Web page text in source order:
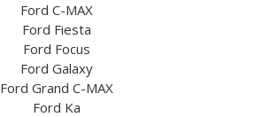
Ford C-MAX
Ford Fiesta
Ford Focus
Ford Galaxy
Ford Grand C-MAX
Ford Ka